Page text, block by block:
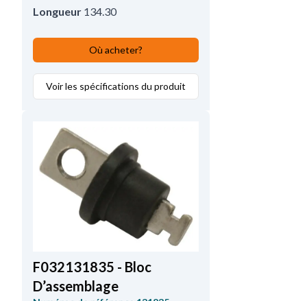
Longueur 134.30
Où acheter?
Voir les spécifications du produit
F032131835 - Bloc
D’assemblage